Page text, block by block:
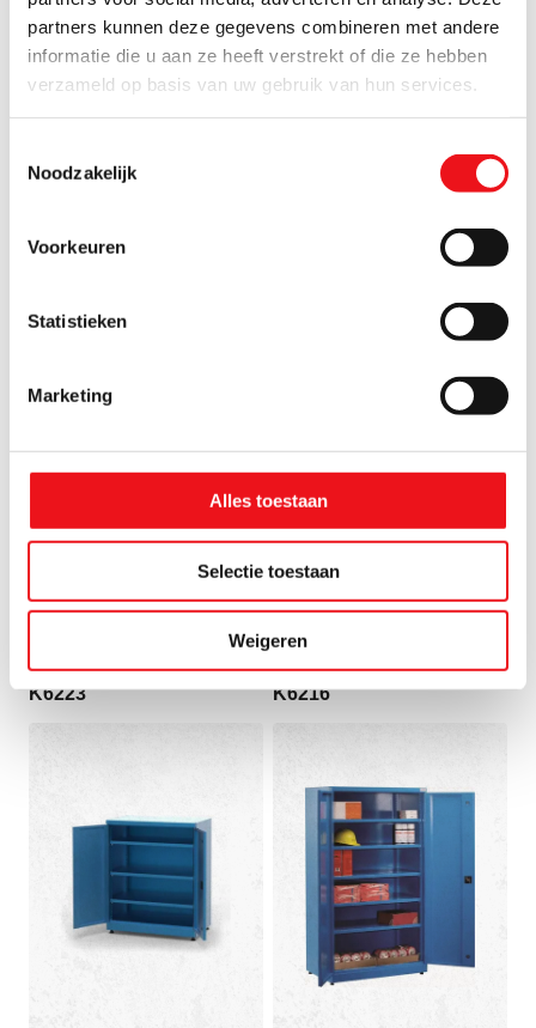
partners kunnen deze gegevens combineren met andere
informatie die u aan ze heeft verstrekt of die ze hebben
verzameld op basis van uw gebruik van hun services.
Noodzakelijk
Voorkeuren
Statistieken
Marketing
Alles toestaan
Selectie toestaan
Weigeren
Huvema Materiaalkast
K6223
Huvema Materiaalkast
K6216